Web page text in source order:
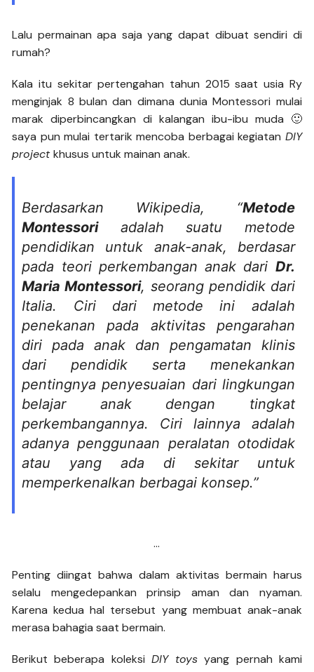
Lalu permainan apa saja yang dapat dibuat sendiri di
rumah?
Kala itu sekitar pertengahan tahun 2015 saat usia Ry
menginjak 8 bulan dan dimana dunia Montessori mulai
marak diperbincangkan di kalangan ibu-ibu muda 🙂
saya pun mulai tertarik mencoba berbagai kegiatan DIY
projectkhusus untuk mainan anak.
Berdasarkan Wikipedia, “Metode
Montessoriadalah suatu metode
pendidikan untuk anak-anak, berdasar
pada teori perkembangan anak dari Dr.
Maria Montessori, seorang pendidik dari
Italia. Ciri dari metode ini adalah
penekanan pada aktivitas pengarahan
diri pada anak dan pengamatan klinis
dari pendidik serta menekankan
pentingnya penyesuaian dari lingkungan
belajar anak dengan tingkat
perkembangannya. Ciri lainnya adalah
adanya penggunaan peralatan otodidak
atau yang ada di sekitar untuk
memperkenalkan berbagai konsep.”
…
Penting diingat bahwa dalam aktivitas bermain harus
selalu mengedepankan prinsip aman dan nyaman.
Karena kedua hal tersebut yang membuat anak-anak
merasa bahagia saat bermain.
Berikut beberapa koleksi DIY toys yang pernah kami